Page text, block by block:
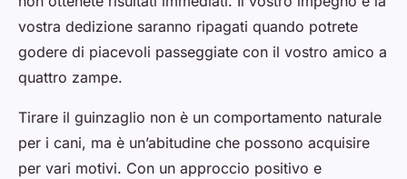
vostra dedizione saranno ripagati quando potrete
godere di piacevoli passeggiate con il vostro amico a
quattro zampe.
Tirare il guinzaglio non è un comportamento naturale
per i cani, ma è un’abitudine che possono acquisire
per vari motivi. Con un approccio positivo e